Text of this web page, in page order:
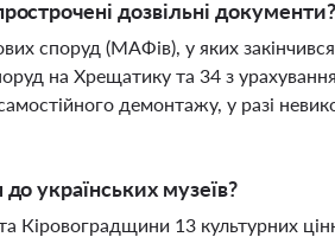
дозвільні документи?
споруд (МАФів), у яких закінчився
на Хрещатику та 34 з
демонтажу, у разі
українських музеїв?
Кіровоградщини 13 культурних